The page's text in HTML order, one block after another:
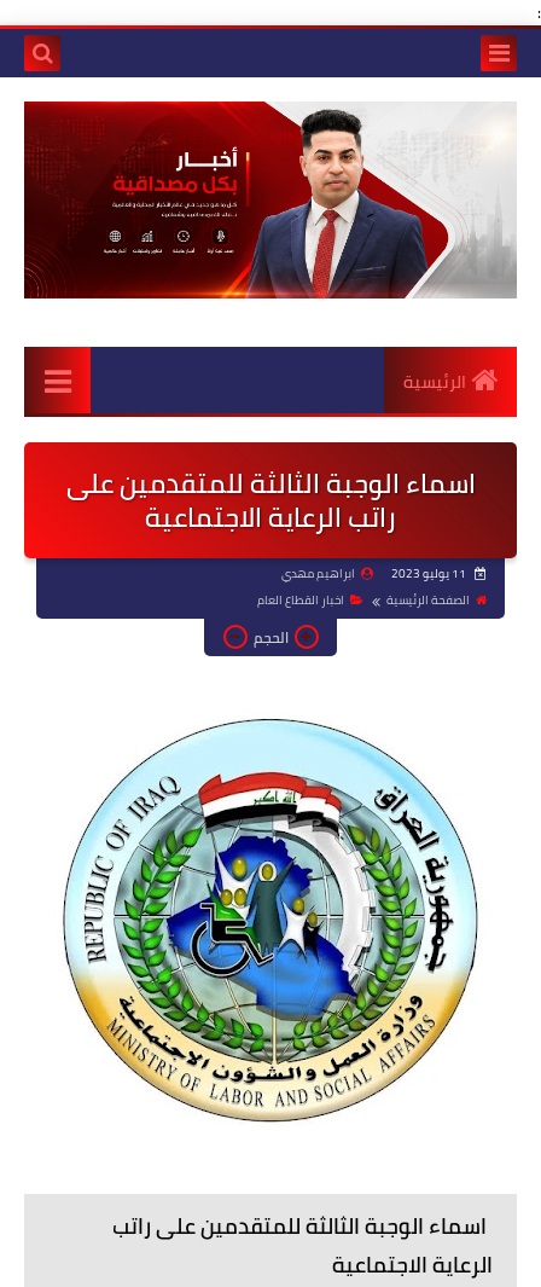
:
الرئيسية
اسماء الوجبة الثالثة للمتقدمين على
راتب الرعاية الاجتماعية
ابراهيم مهدي
الصفحة الرئيسية
اخبار القطاع العام
الحجم
اسماء الوجبة الثالثة للمتقدمين على راتب
الرعاية الاجتماعية